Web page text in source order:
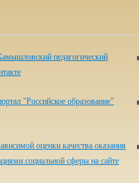
педагогический
"Российское образование"
оценки качества оказания
социальной сферы на сайте